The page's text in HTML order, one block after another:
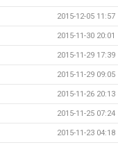
2015-12-05 11:57
2015-11-30 20:01
2015-11-29 17:39
2015-11-29 09:05
2015-11-26 20:13
2015-11-25 07:24
2015-11-23 04:18